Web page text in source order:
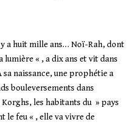
y a huit mille ans… Noï-Rah, dont
« , a dix ans et vit dans
naissance, une prophétie a
bouleversements dans
Korghs, les habitants du » pays
le feu « , elle va vivre de